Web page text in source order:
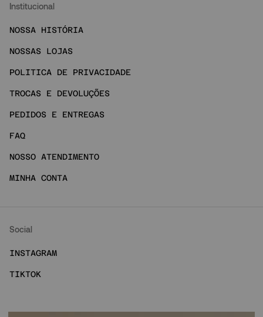
Institucional
NOSSA HISTÓRIA
NOSSAS LOJAS
POLITICA DE PRIVACIDADE
TROCAS E DEVOLUÇÕES
PEDIDOS E ENTREGAS
FAQ
NOSSO ATENDIMENTO
MINHA CONTA
Social
INSTAGRAM
TIKTOK